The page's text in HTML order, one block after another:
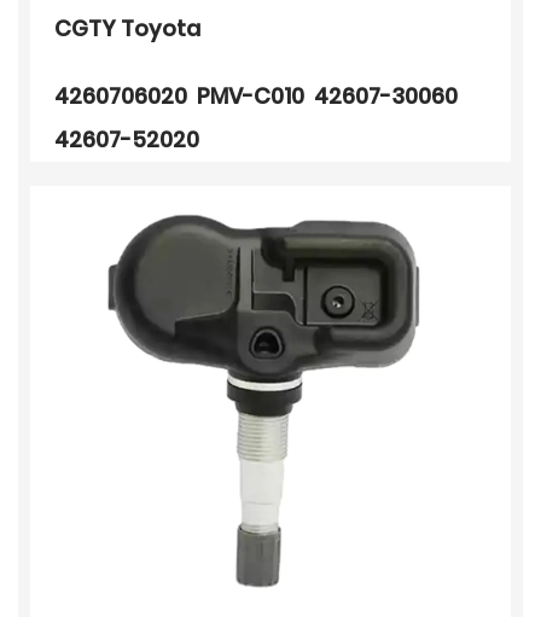
CGTY Toyota
4260706020 PMV-C010 42607-30060
42607-52020